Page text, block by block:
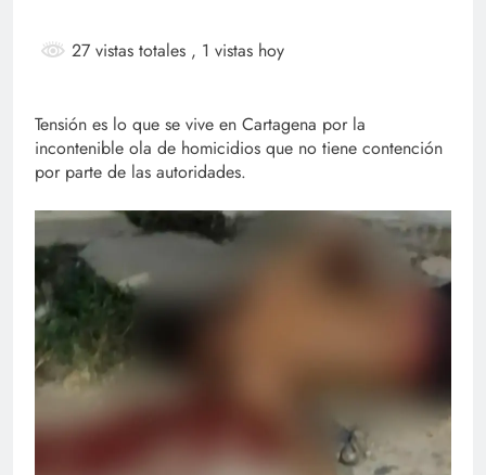
27 vistas totales , 1 vistas hoy
Tensión es lo que se vive en Cartagena por la
incontenible ola de homicidios que no tiene contención
por parte de las autoridades.